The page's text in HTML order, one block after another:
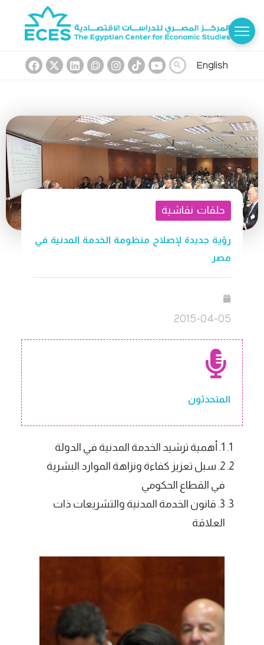
English
حلقات نقاشية
رؤية جديدة لإصلاح منظومة الخدمة المدنية في
مصر
2015-04-05
المتحدثون
1. أهمية ترشيد الخدمة المدنية في الدولة
2. سبل تعزيز كفاءة ونزاهة الموارد البشرية
في القطاع الحكومي
3. قانون الخدمة المدنية والتشريعات ذات
العلاقة